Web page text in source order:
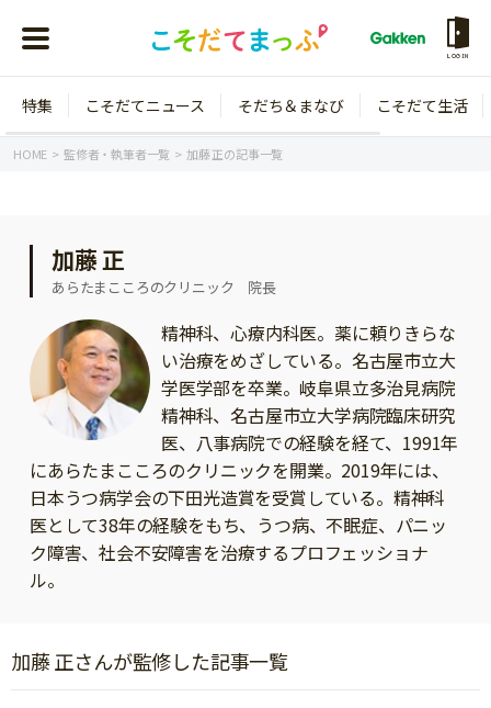
LOGIN
年齢から探す
0歳
1歳
2歳
3歳
年中
年長
小学1年生
小学2年生
小学3年生
小学4年生
小学5年生
小学6年生
特集
こそだてニュース
イベント
ニュース
そだち＆まなび
ワーク・ドリル
幼稚園・保育園
こそだて生活
行事・イベント
特集 こそだてニュース そだち＆まなび こそだて生活
HOME 監修者・執筆者一覧 加藤 正の記事一覧
加藤 正
あらたまこころのクリニック 院長
精神科、心療内科医。薬に頼りきらな
い治療をめざしている。名古屋市立大
学医学部を卒業。岐阜県立多治見病院
精神科、名古屋市立大学病院臨床研究
医、八事病院での経験を経て、1991年
にあらたまこころのクリニックを開業。2019年には、
日本うつ病学会の下田光造賞を受賞している。精神科
医として38年の経験をもち、うつ病、不眠症、パニッ
ク障害、社会不安障害を治療するプロフェッショナ
ル。
加藤 正さんが監修した記事一覧